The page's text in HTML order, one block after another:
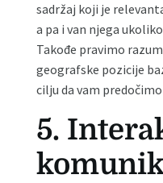
sadržaj koji je
a pa i van njega
Takođe pravimo
geografske pozicije
cilju da vam
5.